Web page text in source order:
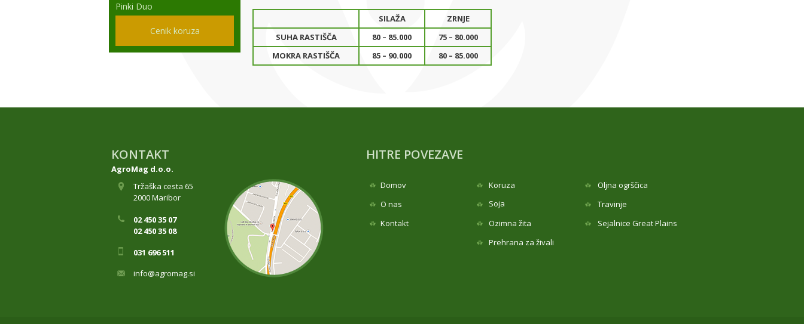
Pinki Duo
Cenik koruza
SILAŽA
ZRNJE
SUHA RASTIŠČA
80 – 85.000
75 – 80.000
MOKRA RASTIŠČA
85 – 90.000 80 – 85.000
KONTAKT
AgroMag d.o.o.
Tržaška cesta 65
2000 Maribor
02 450 35 07
02 450 35 08
031 696 511
info@agromag.si
HITRE POVEZAVE
Domov Koruza
Oljna ogrščica
O nas
Soja
Travinje
Kontakt
Ozimna žita
Sejalnice Great Plains
Prehrana za živali